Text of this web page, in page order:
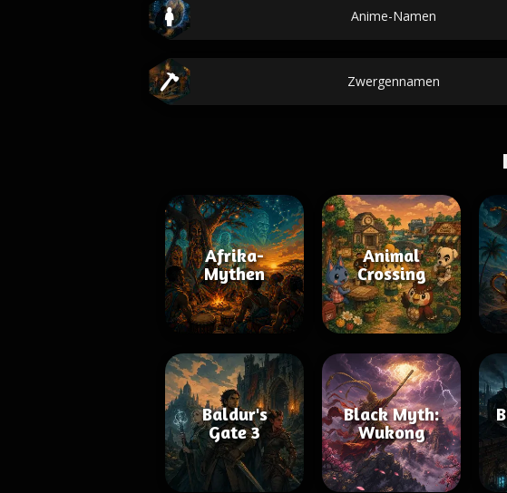
Anime-Namen
Zwergennamen
Afrika-
Mythen
Animal
Crossing
Baldur's
Gate 3
Black Myth:
Wukong